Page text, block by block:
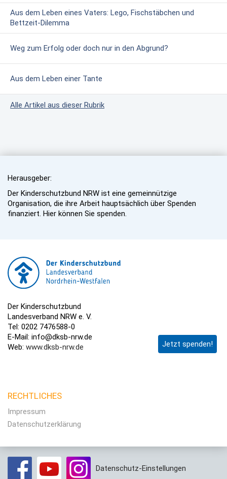
Aus dem Leben eines Vaters: Lego, Fischstäbchen und
Bettzeit-Dilemma
Weg zum Erfolg oder doch nur in den Abgrund?
Aus dem Leben einer Tante
Alle Artikel aus dieser Rubrik
Herausgeber:
Der Kinderschutzbund NRW ist eine gemeinnützige
Organisation, die ihre Arbeit hauptsächlich über Spenden
finanziert. Hier können Sie spenden.
Jetzt spenden!
Der Kinderschutzbund
Landesverband NRW e. V.
Tel: 0202 7476588-0
E-Mail: info@dksb-nrw.de
Web: www.dksb-nrw.de
RECHTLICHES
Impressum
Datenschutzerklärung
Datenschutz-Einstellungen